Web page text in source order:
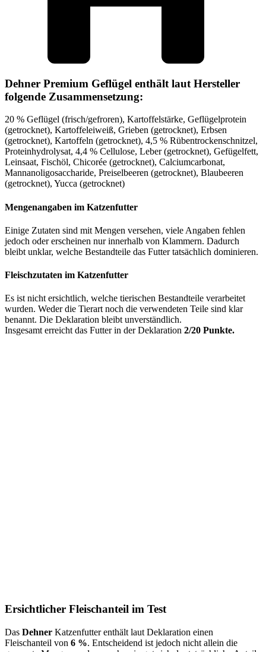
Dehner Premium Geflügel enthält laut Hersteller
folgende Zusammensetzung:
20 % Geflügel (frisch/gefroren), Kartoffelstärke, Geflügelprotein
(getrocknet), Kartoffeleiweiß, Grieben (getrocknet), Erbsen
(getrocknet), Kartoffeln (getrocknet), 4,5 % Rübentrockenschnitzel,
Proteinhydrolysat, 4,4 % Cellulose, Leber (getrocknet), Gefügelfett,
Leinsaat, Fischöl, Chicorée (getrocknet), Calciumcarbonat,
Mannanoligosaccharide, Preiselbeeren (getrocknet), Blaubeeren
(getrocknet), Yucca (getrocknet)
Mengenangaben im Katzenfutter
Einige Zutaten sind mit Mengen versehen, viele Angaben fehlen
jedoch oder erscheinen nur innerhalb von Klammern. Dadurch
bleibt unklar, welche Bestandteile das Futter tatsächlich dominieren.
Fleischzutaten im Katzenfutter
Es ist nicht ersichtlich, welche tierischen Bestandteile verarbeitet
wurden. Weder die Tierart noch die verwendeten Teile sind klar
benannt. Die Deklaration bleibt unverständlich.
Insgesamt erreicht das Futter in der Deklaration 2/20 Punkte.
Ersichtlicher Fleischanteil im Test
Das Dehner Katzenfutterenthält laut Deklaration einen
Fleischanteil von 6 %. Entscheidend ist jedoch nicht allein die